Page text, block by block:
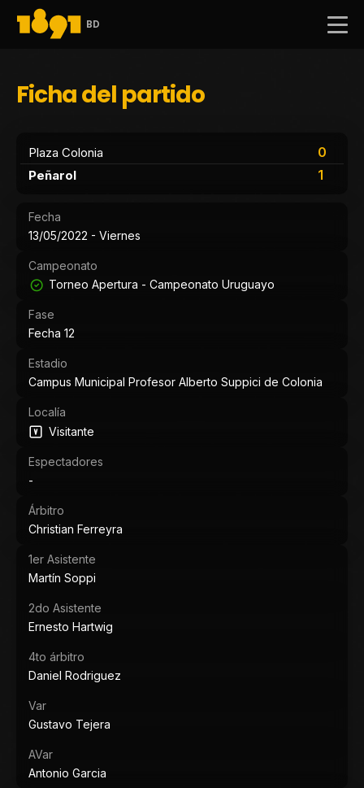
BD
Ficha del partido
Plaza Colonia
0
1
Peñarol
Fecha
13/05/2022 - Viernes
Campeonato
Torneo Apertura - Campeonato Uruguayo
Fase
Fecha 12
Estadio
Campus Municipal Profesor Alberto Suppici de Colonia
Localía
Visitante
Espectadores
-
Árbitro
Christian Ferreyra
1er Asistente
Martín Soppi
2do Asistente
Ernesto Hartwig
4to árbitro
Daniel Rodriguez
Var
Gustavo Tejera
AVar
Antonio Garcia